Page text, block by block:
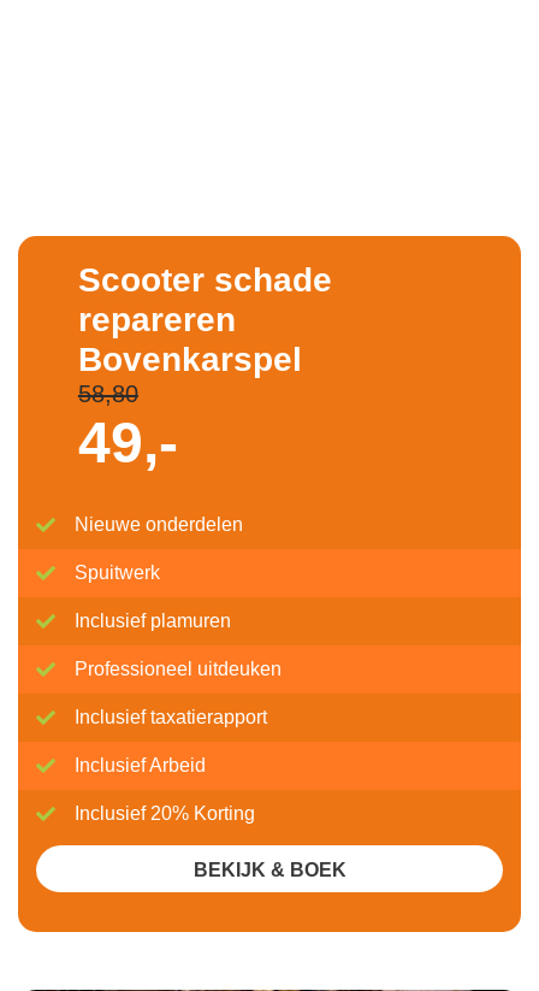
Scooter schade
repareren
Bovenkarspel
58,80
49,-
Nieuwe onderdelen
Spuitwerk
Inclusief plamuren
Professioneel uitdeuken
Inclusief taxatierapport
Inclusief Arbeid
Inclusief 20% Korting
BEKIJK & BOEK